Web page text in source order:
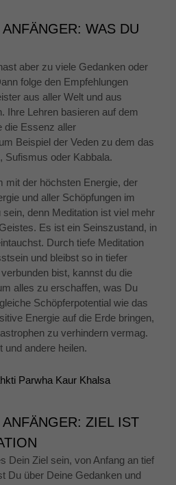
WAS DU
aber zu viele Gedanken oder
folge den Empfehlungen
aus aller Welt und aus
Ihre Lehren basieren auf dem
die Essenz aller
Beispiel der Veden zu dem das
Sufismus oder Kabbala.
mit der höchsten Energie, der
und aller Schöpfungen im
denn Meditation ist viel mehr
Es ist ein Seinszustand, in
Durch tiefe Meditation
und bleibst so in tiefer
bist, kannst du die
alles zu erschaffen, was Du
Schöpferpotential wie das
Energie auf die Erde bringen,
zu verhindern vermag.
und andere heilen.
ZIEL IST
Dein Ziel sein, von Anfang an tief
Du über Deine Gedanken und
Notwendig
Diese
sind nicht
optional.
Sie werden
benötigt,
damit die
Website
funktioniert.
Cookies
und Struktur
Nutzung
verbessern.